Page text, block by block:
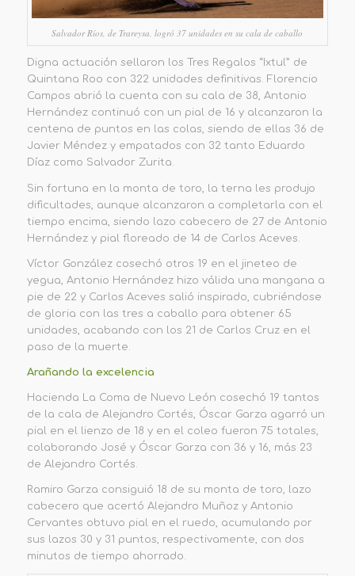
Salvador Ríos, de Trareysa, logró 37 unidades en su cala de caballo
Digna actuación sellaron los Tres Regalos “Ixtul” de
Quintana Roo con 322 unidades definitivas. Florencio
Campos abrió la cuenta con su cala de 38, Antonio
Hernández continuó con un pial de 16 y alcanzaron la
centena de puntos en las colas, siendo de ellas 36 de
Javier Méndez y empatados con 32 tanto Eduardo
Díaz como Salvador Zurita.
Sin fortuna en la monta de toro, la terna les produjo
dificultades, aunque alcanzaron a completarla con el
tiempo encima, siendo lazo cabecero de 27 de Antonio
Hernández y pial floreado de 14 de Carlos Aceves.
Víctor González cosechó otros 19 en el jineteo de
yegua, Antonio Hernández hizo válida una mangana a
pie de 22 y Carlos Aceves salió inspirado, cubriéndose
de gloria con las tres a caballo para obtener 65
unidades, acabando con los 21 de Carlos Cruz en el
paso de la muerte.
Arañando la excelencia
Hacienda La Coma de Nuevo León cosechó 19 tantos
de la cala de Alejandro Cortés, Óscar Garza agarró un
pial en el lienzo de 18 y en el coleo fueron 75 totales,
colaborando José y Óscar Garza con 36 y 16, más 23
de Alejandro Cortés.
Ramiro Garza consiguió 18 de su monta de toro, lazo
cabecero que acertó Alejandro Muñoz y Antonio
Cervantes obtuvo pial en el ruedo, acumulando por
sus lazos 30 y 31 puntos, respectivamente, con dos
minutos de tiempo ahorrado.